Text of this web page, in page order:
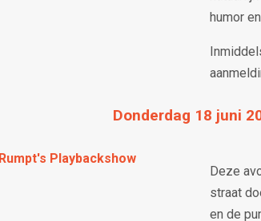
humor
Donderdag 18 juni
Rumpt's Playbackshow
Deze
straat
en de